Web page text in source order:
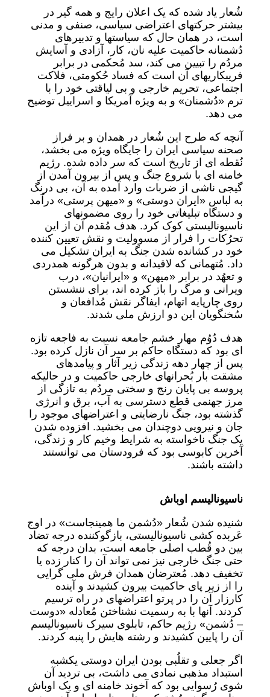
شُعار یاد شده که یک اعلان رایج و همه گیر در
بیشتر حرکتهای اعتراضی سیاسی، صنفی و مدنی
است، در همان حال که سیاستها و تدبیرهای
دُشمنانه حاکمیت علیه نان، کار، آزادی و آسایش
مردُم را تبیین می کند، سد مُحکمی در برابر
فریبکاریهای آن است که فساد حُکومتی، فلاکت
اجتماعی، تحریم خارجی و بی لیاقتی خود را با
ترم «دُشمنان» و به ویژه آمریکا و اسراییل توضیح
می دهد.
آنچه که طرح این شُعار در همدان و بر فراز
صحنه سیاسی ایران را جایگاه ویژه می بخشد،
نُقطه ای از تاریخ است که سر داده شده. رژیم
خامنه ای با شروع جنگ و پس از بیرون آمدن از
گیجی ناشی از ضربات وارد آمده به آن، بی درنگ
به لباس «ایران دوستی» و «میهن پرستی» درآمد
و دستگاه تبلیغاتی خود را روی مضمونهای
ناسیونالیستی کوک کرد. هدف مُقدم آن از این
تحرُکات را فرار از مسوولیت و نقش تعیین کننده
خود در کشانده شدن جنگ به ایران تشکیل می
داد. مُتهمانی که لاقیدانه و بدون هرگونه همدردی
و تعهُد در برابر «میهن» و «ایرانیان»، درب
ویرانی و مرگ را باز کرده اند، برای ننشستن
روی چارپایه اتهام، ایفاگر نقش مُدافعان و
سُخنگویان این دو ارزش ملی شدند.
هدف دُوُم مهار خشم جامعه نسبت به فاجعه تازه
ای بود که دستگاه حاکم بر سر آن نازل کرده بود.
پس از چهار دهه زندگی زیر آثار و پیامدهای
مشقت بار بُحرانهای خارجی حاکمیت و در حالیکه
پروسه بی پایان رنج و سختی مردُم به تازگی از
مرز جهنمی قطع دسترسی به آب، برق و انرژی
گذشته بود، جنگ نارضایتی و اعتراضهای موجود را
جان و نیرویی دوچندان می بخشید. افزوده شدن
یک جنگ ناخواسته به شرایط وخیم کار و زندگی،
آخرین کابوسی بود که فرودستان می توانستند
داشته باشند.
ناسیونالیسم اوباش
شنیده شدن شُعار «دُشمن ما همینجاست» در اوج
عَربده کشی ناسیونالیستی، بازگوکننده درجه تضاد
بین دو قُطب اصلی جامعه است، بدان درجه که
حتی جنگ خارجی نیز نمی تواند آن را کنار زده یا
تخفیف دهد. مُعترضان همدان فرش ملی گرایی
را از زیر پای حاکمیت بیرون کشیدند و آینده
کارزار آن را در پرتو اعتراضهای در راه ترسیم
کردند. آنها با به رسمیت نشناختن مُعادله «دوست
– دُشمن» رژیم حاکم، تابلوی سیرک ناسیونالیسم
آن را پایین کشیدند و رشته هایش را پنبه کردند.
اگر جعلی و تقلُبی بودن ایران دوستی یکشبه
استبداد مذهبی نمادی می داشت، بی تردید آن
شوی رُسوایی بود که آخوند خامنه ای و یک اوباش